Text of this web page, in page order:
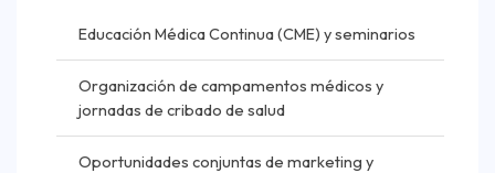
Educación Médica Continua (CME) y seminarios
Organización de campamentos médicos y
jornadas de cribado de salud
Oportunidades conjuntas de marketing y